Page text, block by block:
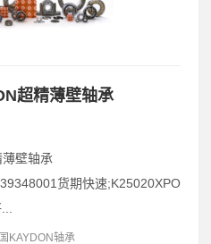
超精薄壁轴承
壁轴承
货期快速;K25020XPO
KAYDON轴承